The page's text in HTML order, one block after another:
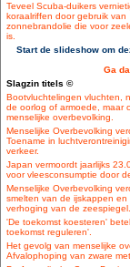
Teveel Scuba-duikers
koraalriffen door gebruik van
zonnebrandolie die voor
is.
Start de slideshow om
Ga
Slagzin titels ©
Bootvluchtelingen vluchten,
de oorlog of armoede, maar
menselijke overbevolking.
Menselijke Overbevolking
Toename in
verkeer.
Japan vermoordt jaarlijks
voor vleesconsumptie door
Menselijke Overbevolking
smelten van de ijskappen en
verhoging van de zeespiegel.
'De toekomst koesteren'
toekomst reguleren'.
Het gevolg van menselijke
Afvalophoping van zware